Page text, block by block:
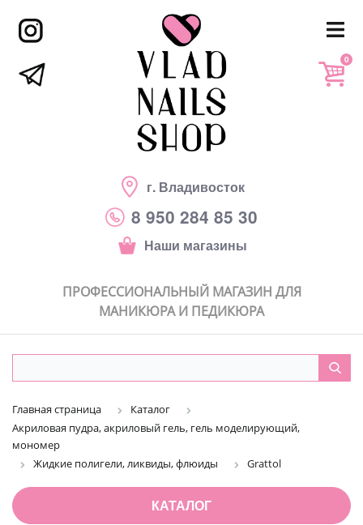
г. Владивосток
8 950 284 85 30
Наши магазины
0
ПРОФЕССИОНАЛЬНЫЙ МАГАЗИН ДЛЯ
МАНИКЮРА И ПЕДИКЮРА
Главная страница
Каталог
Акриловая пудра, акриловый гель, гель моделирующий,
мономер
Жидкие полигели, ликвиды, флюиды
Grattol
КАТАЛОГ